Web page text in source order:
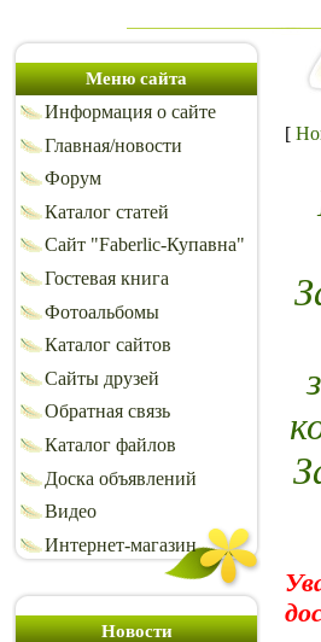
Меню сайта
Информация о сайте
Главная/новости
Форум
Каталог статей
Сайт "Faberlic-Купавна"
Гостевая книга
Фотоальбомы
Каталог сайтов
Сайты друзей
Обратная связь
Каталог файлов
Доска объявлений
Видео
Интернет-магазин
Новости
[